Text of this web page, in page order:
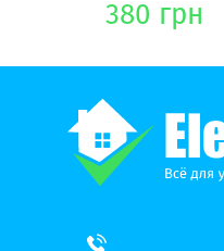
380 грн